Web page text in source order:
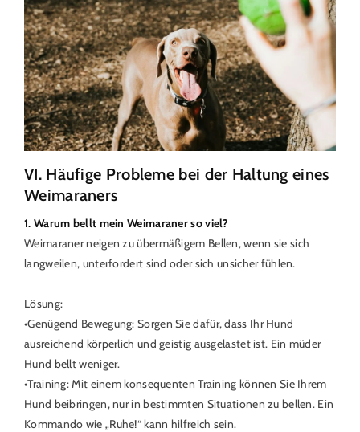
VI. Häufige Probleme bei der Haltung eines
Weimaraners
1. Warum bellt mein Weimaraner so viel?
Weimaraner neigen zu übermäßigem Bellen, wenn sie sich
langweilen, unterfordert sind oder sich unsicher fühlen.
Lösung:
•Genügend Bewegung: Sorgen Sie dafür, dass Ihr Hund
ausreichend körperlich und geistig ausgelastet ist. Ein müder
Hund bellt weniger.
•Training: Mit einem konsequenten Training können Sie Ihrem
Hund beibringen, nur in bestimmten Situationen zu bellen. Ein
Kommando wie „Ruhe!“ kann hilfreich sein.